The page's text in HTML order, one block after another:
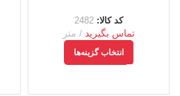
کد کالا: 2482
تماس بگیرید متر
انتخاب گزینه‌ها